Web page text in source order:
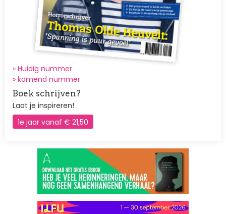
» Huidig nummer
» komend nummer
Boek schrijven?
Laat je inspireren!
1e jaar vanaf € 21,50